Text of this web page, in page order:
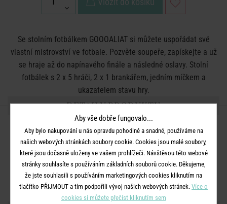
Se stolním fotbálkem GOOOALIAT si můžete uspořádat své
vlastní mistrovství ve fotbale. Pozvěte soupeře, zapískejte a už
se hraje až do napínavého finále a následné oslavy. Stolní
fotbálek s 2 x 5 hráči, 2 x 1 brankářem, jedním míčkem a
ukazatelem stavu hry.
DETAILY PRODUKTU
nevhodné pro děti do 3 let
Barva:mix
Rozměry:
D 51,5 x Š 31,5 x V 10,5 cm
Materiál:MDF, polypropylen
Aby vše dobře fungovalo...
Aby bylo nakupování u nás opravdu pohodlné a snadné, používáme na
našich webových stránkách soubory cookie. Cookies jsou malé soubory,
které jsou dočasně uloženy ve vašem prohlížeči. Návštěvou této webové
stránky souhlasíte s používáním základních souborů cookie. Děkujeme,
že jste souhlasili s používáním marketingových cookies kliknutím na
tlačítko PŘIJMOUT a tím podpořili vývoj našich webových stránek. Více o
cookies si můžete přečíst kliknutím sem